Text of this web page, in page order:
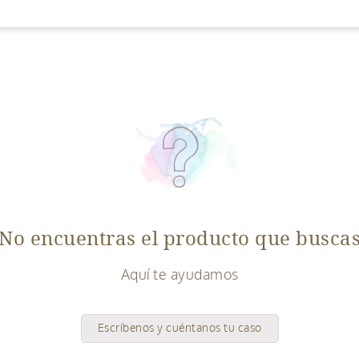
encuentras el producto que
Aquí te ayudamos
Escríbenos y cuéntanos tu caso